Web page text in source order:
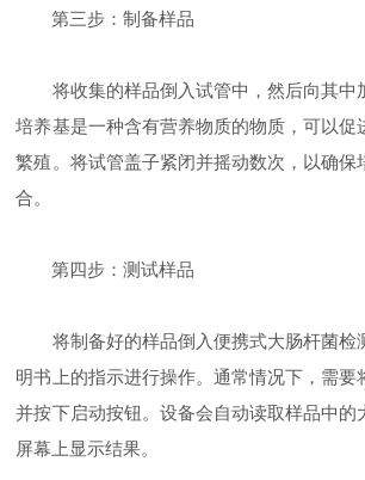
第三步：制备样品
将收集的样品倒入试管中，然后向其中
培养基是一种含有营养物质的物质，可以促
繁殖。将试管盖子紧闭并摇动数次，以确保
合。
第四步：测试样品
将制备好的样品倒入便携式大肠杆菌检
明书上的指示进行操作。通常情况下，需要
并按下启动按钮。设备会自动读取样品中的
屏幕上显示结果。